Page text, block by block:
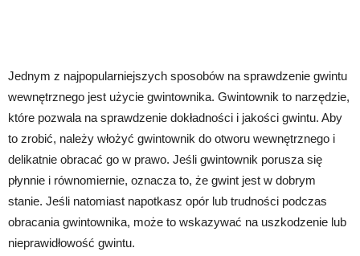
Jednym z najpopularniejszych sposobów na sprawdzenie gwintu
wewnętrznego jest użycie gwintownika. Gwintownik to narzędzie,
które pozwala na sprawdzenie dokładności i jakości gwintu. Aby
to zrobić, należy włożyć gwintownik do otworu wewnętrznego i
delikatnie obracać go w prawo. Jeśli gwintownik porusza się
płynnie i równomiernie, oznacza to, że gwint jest w dobrym
stanie. Jeśli natomiast napotkasz opór lub trudności podczas
obracania gwintownika, może to wskazywać na uszkodzenie lub
nieprawidłowość gwintu.